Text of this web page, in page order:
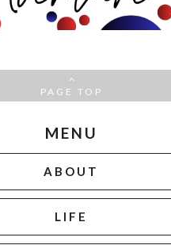
PAGE TOP
MENU
ABOUT
LIFE